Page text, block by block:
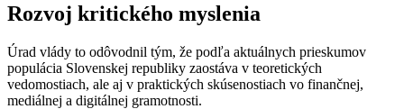
Rozvoj kritického myslenia
Úrad vlády to odôvodnil tým, že podľa aktuálnych prieskumov
populácia Slovenskej republiky zaostáva v teoretických
vedomostiach, ale aj v praktických skúsenostiach vo finančnej,
mediálnej a digitálnej gramotnosti.